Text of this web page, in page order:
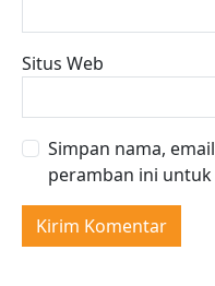
Situs Web
Simpan nama,
peramban ini